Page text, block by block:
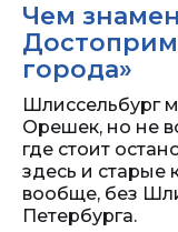
Чем
города»
Шлиссельбург
Орешек, но не
где стоит
здесь и старые
вообще, без
Петербурга.